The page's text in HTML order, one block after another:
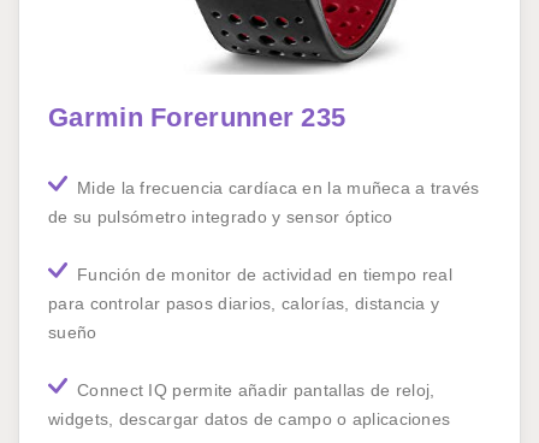
Garmin Forerunner 235
Mide la frecuencia cardíaca en la muñeca a través
de su pulsómetro integrado y sensor óptico
Función de monitor de actividad en tiempo real
para controlar pasos diarios, calorías, distancia y
sueño
Connect IQ permite añadir pantallas de reloj,
widgets, descargar datos de campo o aplicaciones